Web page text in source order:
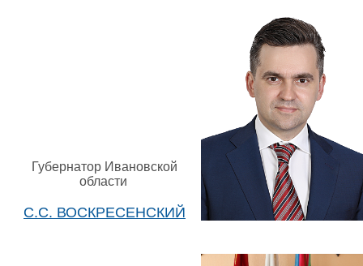
Губернатор Ивановской
области
С.С. ВОСКРЕСЕНСКИЙ